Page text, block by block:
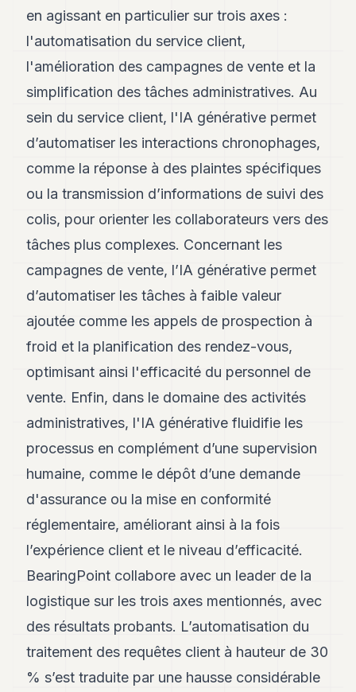
en agissant en particulier sur trois axes :
l'automatisation du service client,
l'amélioration des campagnes de vente et la
simplification des tâches administratives. Au
sein du service client, l'IA générative permet
d’automatiser les interactions chronophages,
comme la réponse à des plaintes spécifiques
ou la transmission d’informations de suivi des
colis, pour orienter les collaborateurs vers des
tâches plus complexes. Concernant les
campagnes de vente, l’IA générative permet
d’automatiser les tâches à faible valeur
ajoutée comme les appels de prospection à
froid et la planification des rendez-vous,
optimisant ainsi l'efficacité du personnel de
vente. Enfin, dans le domaine des activités
administratives, l'IA générative fluidifie les
processus en complément d’une supervision
humaine, comme le dépôt d’une demande
d'assurance ou la mise en conformité
réglementaire, améliorant ainsi à la fois
l’expérience client et le niveau d’efficacité.
BearingPoint collabore avec un leader de la
logistique sur les trois axes mentionnés, avec
des résultats probants. L’automatisation du
traitement des requêtes client à hauteur de 30
% s’est traduite par une hausse considérable